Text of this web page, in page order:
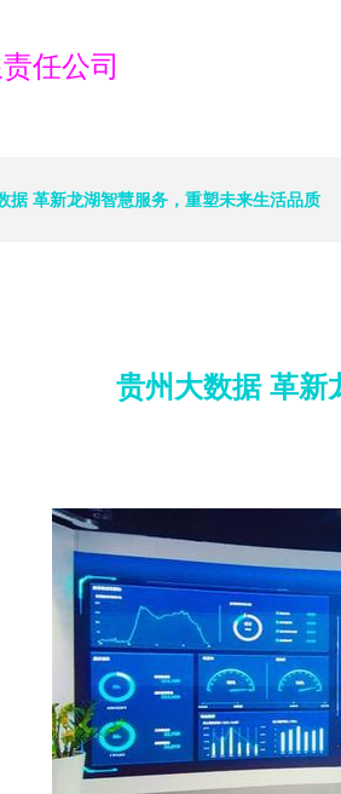
任公司
据 革新龙湖智慧服务，重塑未来生活品质
贵州大数据 革新